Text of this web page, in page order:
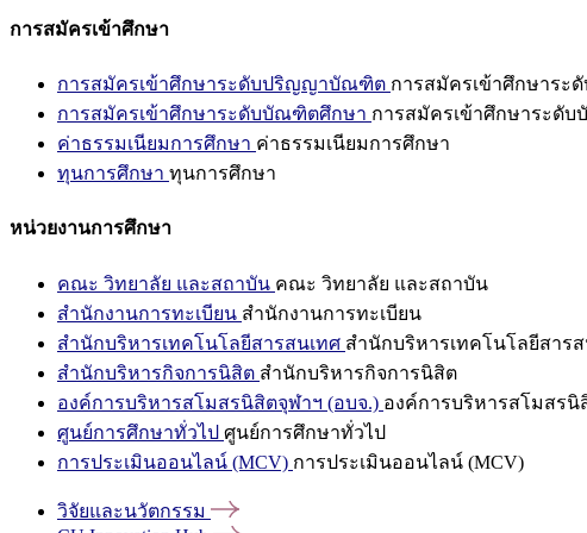
การสมัครเข้าศึกษา
การสมัครเข้าศึกษาระดับปริญญาบัณฑิต การสมัครเข้าศึกษาร
การสมัครเข้าศึกษาระดับบัณฑิตศึกษา การสมัครเข้าศึกษาระดั
ค่าธรรมเนียมการศึกษา ค่าธรรมเนียมการศึกษา
ทุนการศึกษา ทุนการศึกษา
หน่วยงานการศึกษา
คณะ วิทยาลัย และสถาบัน คณะ วิทยาลัย และสถาบัน
สำนักงานการทะเบียน สำนักงานการทะเบียน
สำนักบริหารเทคโนโลยีสารสนเทศ สำนักบริหารเทคโนโลยีสาร
สำนักบริหารกิจการนิสิต สำนักบริหารกิจการนิสิต
องค์การบริหารสโมสรนิสิตจุฬาฯ (อบจ.) องค์การบริหารสโมสรนิ
ศูนย์การศึกษาทั่วไป ศูนย์การศึกษาทั่วไป
การประเมินออนไลน์ (MCV) การประเมินออนไลน์ (MCV)
วิจัยและนวัตกรรม